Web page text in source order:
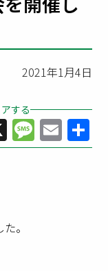
2021年1月4日
する
X Message
Email
有
。